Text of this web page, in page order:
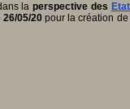
laperspective des
26/05/20pour la création de